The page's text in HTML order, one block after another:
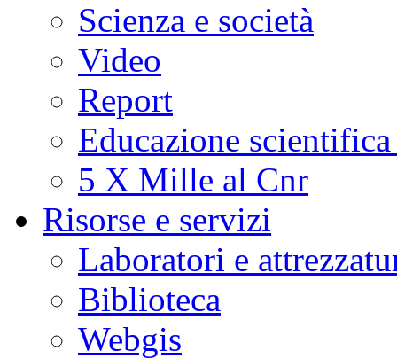
Scienza e società
Video
Report
Educazione
5 X Mille al Cnr
Risorse e servizi
Laboratori e
Biblioteca
Webgis